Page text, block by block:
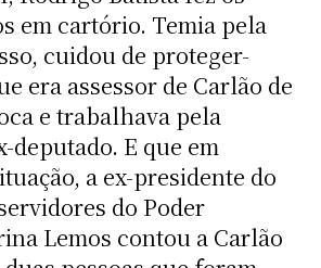
em cartório. Temia pela
cuidou de proteger-
era assessor de Carlão de
e trabalhava pela
deputado. E que em
a ex-presidente do
do Poder
Lemos contou a Carlão